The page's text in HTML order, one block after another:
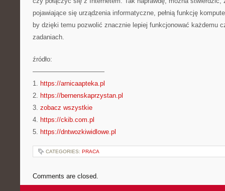
pojawiające się urządzenia informatyczne, pełnią funkcję
by dzięki temu pozwolić znacznie lepiej funkcjonować każdemu
zadaniach.
źródło:
———————————
1. https://arnicaapteka.pl
2. https://bernenskaprzystan.pl
3. zobacz wszystkie
4. https://ckib.com.pl
5. https://dntwozkiwidlowe.pl
CATEGORIES: PRACA
Comments are closed.